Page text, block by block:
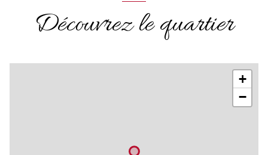
Découvrez le quartier
+
−